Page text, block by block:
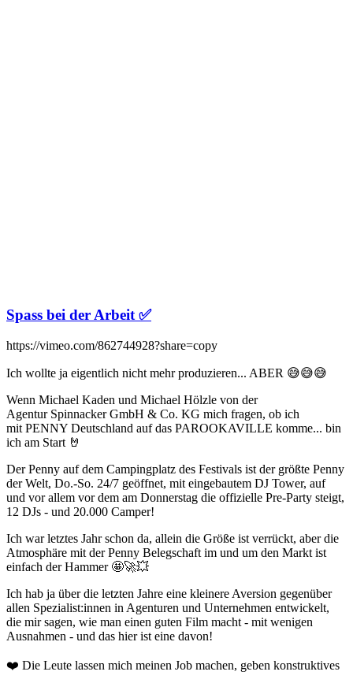
Spass bei der Arbeit ✅
https://vimeo.com/862744928?share=copy
Ich wollte ja eigentlich nicht mehr produzieren... ABER 😅😅😅
Wenn Michael Kaden und Michael Hölzle von der
Agentur Spinnacker GmbH & Co. KG mich fragen, ob ich
mit PENNY Deutschland auf das PAROOKAVILLE komme... bin
ich am Start 🤘
Der Penny auf dem Campingplatz des Festivals ist der größte Penny
der Welt, Do.-So. 24/7 geöffnet, mit eingebautem DJ Tower, auf
und vor allem vor dem am Donnerstag die offizielle Pre-Party steigt,
12 DJs - und 20.000 Camper!
Ich war letztes Jahr schon da, allein die Größe ist verrückt, aber die
Atmosphäre mit der Penny Belegschaft im und um den Markt ist
einfach der Hammer 🤩🚀💥
Ich hab ja über die letzten Jahre eine kleinere Aversion gegenüber
allen Spezialist:innen in Agenturen und Unternehmen entwickelt,
die mir sagen, wie man einen guten Film macht - mit wenigen
Ausnahmen - und das hier ist eine davon!
❤️ Die Leute lassen mich meinen Job machen, geben konstruktives